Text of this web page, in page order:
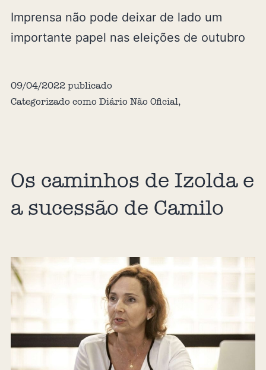
Imprensa não pode deixar de lado um
importante papel nas eleições de outubro
09/04/2022publicado
Categorizado como Diário Não Oficial,
Os caminhos de Izolda e
a sucessão de Camilo